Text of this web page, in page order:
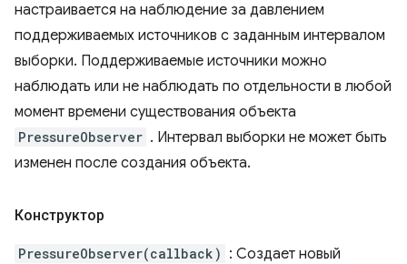
настраивается на наблюдение за давлением
поддерживаемых источников с заданным интервалом
выборки. Поддерживаемые источники можно
наблюдать или не наблюдать по отдельности в любой
момент времени существования объекта
PressureObserver . Интервал выборки не может быть
изменен после создания объекта.
Конструктор
PressureObserver(callback) : Создает новый